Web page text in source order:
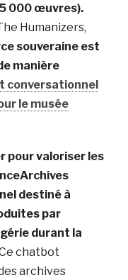
000 œuvres).
Humanizers,
souveraine est
manière
conversationnel
le musée
pour valoriser les
destiné à
par
durant la
chatbot
archives